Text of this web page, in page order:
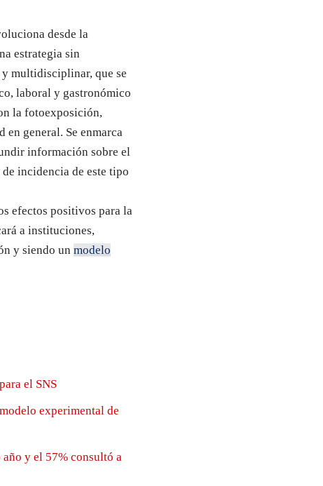
desde la
estrategia sin
multidisciplinar, que se
laboral y gastronómico
la fotoexposición,
en general. Se enmarca
información sobre el
incidencia de este tipo
efectos positivos para la
a instituciones,
y siendo un modelo
el SNS
experimental de
y el 57% consultó a